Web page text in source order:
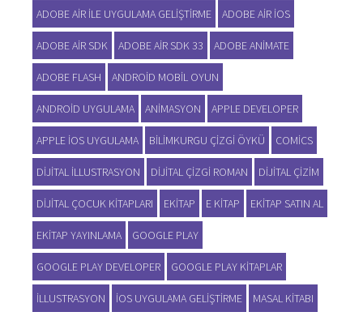
ADOBE AIR ILE UYGULAMA GELIŞTIRME ADOBE AIR IOS
ADOBE AIR SDK ADOBE AIR SDK 33 ADOBE ANIMATE
ADOBE FLASH ANDROID MOBIL OYUN
ANDROID UYGULAMA ANIMASYON APPLE DEVELOPER
APPLE IOS UYGULAMA BILIMKURGU ÇIZGI ÖYKÜ COMICS
DIJITAL ILLUSTRASYON DIJITAL ÇIZGI ROMAN DIJITAL ÇIZIM
DIJITAL ÇOCUK KITAPLARI EKITAP E KITAP EKITAP SATIN AL
EKITAP YAYINLAMA GOOGLE PLAY
GOOGLE PLAY DEVELOPER GOOGLE PLAY KITAPLAR
ILLUSTRASYON IOS UYGULAMA GELIŞTIRME MASAL KITABI